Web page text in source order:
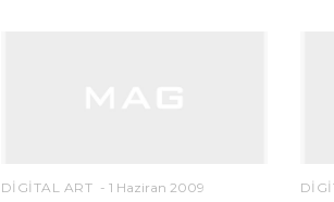
DIGITAL ART 1 Haziran 2009